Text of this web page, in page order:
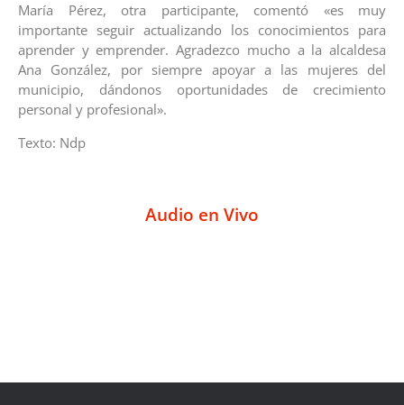
María Pérez, otra participante, comentó «es muy
importante seguir actualizando los conocimientos para
aprender y emprender. Agradezco mucho a la alcaldesa
Ana González, por siempre apoyar a las mujeres del
municipio, dándonos oportunidades de crecimiento
personal y profesional».
Texto: Ndp
Audio en Vivo